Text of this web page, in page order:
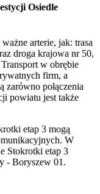
Osiedle
arterie, jak: trasa
droga krajowa nr 50,
w obrębie
firm, a
zarówno połączenia
powiatu jest także
etap 3 mogą
W
Stokrotki etap 3
- Boryszew 01.